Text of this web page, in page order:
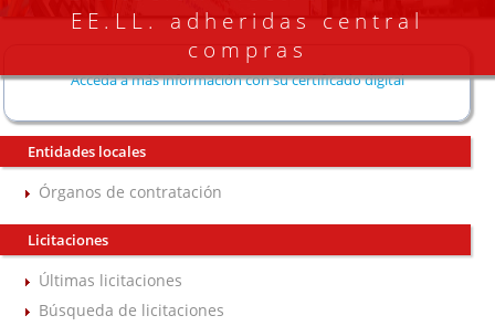
EE.LL. adheridas central
compras
Acceda a más información con su certificado digital
Entidades locales
Órganos de contratación
Licitaciones
Últimas licitaciones
Búsqueda de licitaciones